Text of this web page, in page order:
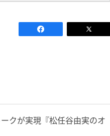
クが実現『松任谷由実のオ